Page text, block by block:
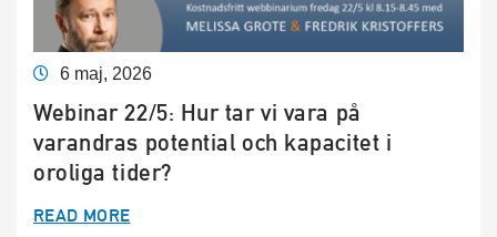
6 maj, 2026
Webinar 22/5: Hur tar vi vara på
varandras potential och kapacitet i
oroliga tider?
READ MORE